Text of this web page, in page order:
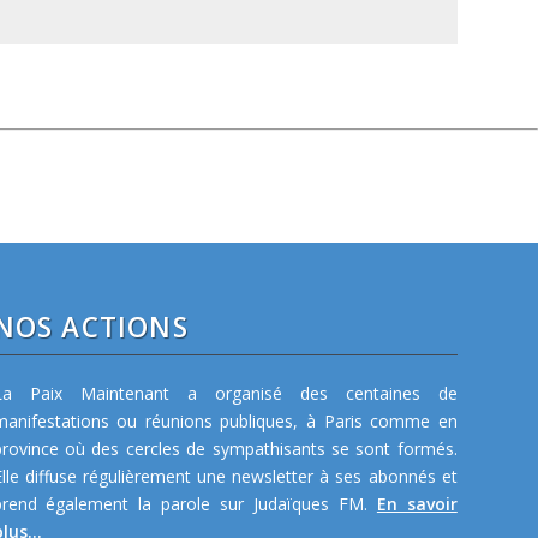
ACTIONS
Paix Maintenant a organisé des centaines de
ou réunions publiques, à Paris comme en
où des cercles de sympathisants se sont formés.
diffuse régulièrement une newsletter à ses abonnés et
également la parole sur Judaïques FM. En savoir